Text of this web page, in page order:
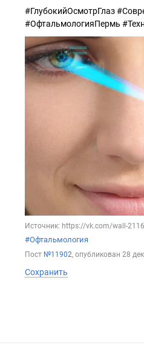
#ГлубокийОсмотрГлаз
#ОфтальмологияПермь
Источник: https://vk.com/wall-
#Офтальмология
Пост №11902, опубликован 28
Сохранить